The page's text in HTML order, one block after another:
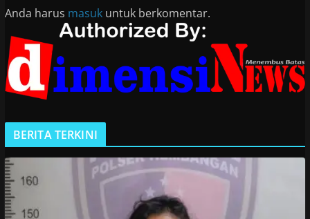
Anda harus masukuntuk berkomentar.
BERITA TERKINI